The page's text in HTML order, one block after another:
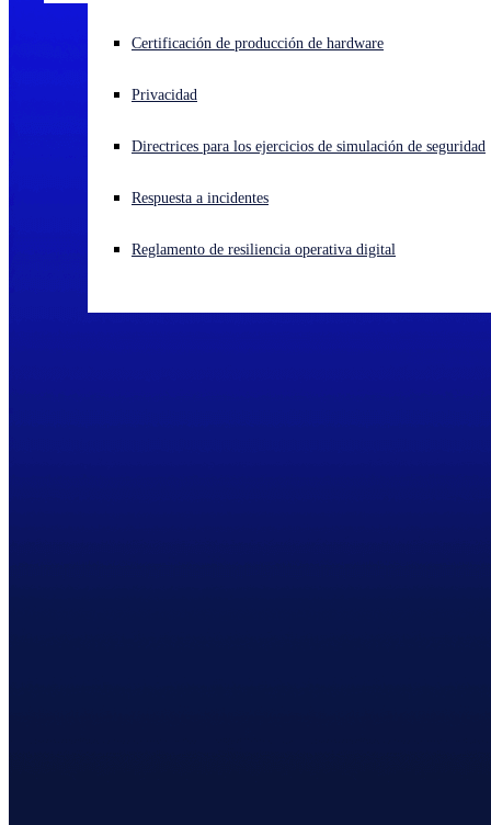
¿Está sufriendo un ciberataque? Obtenga ayuda ahora mismo
Open language switcher
Certificación de producción de hardware
Privacidad
Directrices para los ejercicios de simulación de seguridad
Respuesta a incidentes
Reglamento de resiliencia operativa digital